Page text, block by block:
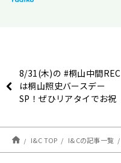
8/31(木)の #桐山中間REC
は桐山照史バースデー
SP！ぜひリアタイでお祝
I&C TOP I&Cの記事一覧